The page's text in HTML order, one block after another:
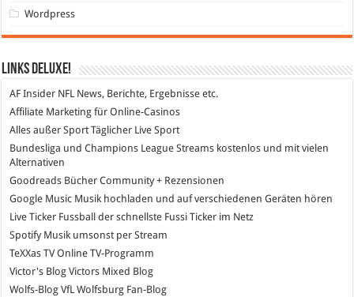
Wordpress
Links DeLuXe!
AF Insider NFL News, Berichte, Ergebnisse etc.
Affiliate Marketing für Online-Casinos
Alles außer SportTäglicher Live Sport
Bundesliga und Champions League Streams kostenlos und mit vielen
Alternativen
Goodreads Bücher Community + Rezensionen
Google Music Musik hochladen und auf verschiedenen Geräten hören
Live Ticker Fussball
der schnellste Fussi Ticker im Netz
SpotifyMusik umsonst per Stream
TeXXas TVOnline TV-Programm
Victor's Blog Victors Mixed Blog
Wolfs-Blog VfL Wolfsburg Fan-Blog